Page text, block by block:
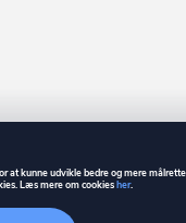
at kunne udvikle bedre og mere
Læs mere om cookiesher.